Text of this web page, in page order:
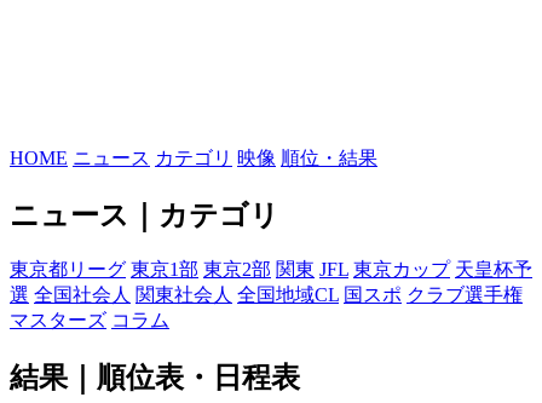
HOME ニュース カテゴリ 映像 順位・結果
ニュース｜カテゴリ
東京都リーグ 東京1部 東京2部 関東 JFL 東京カップ 天皇杯予
選 全国社会人 関東社会人 全国地域CL 国スポ クラブ選手権
マスターズ コラム
結果｜順位表・日程表